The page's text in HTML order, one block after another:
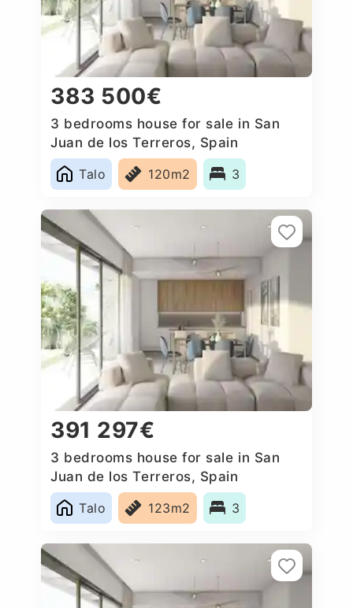
383 500€
3 bedrooms house for sale in San
Juan de los Terreros, Spain
Talo
120m2 3
391 297€
3 bedrooms house for sale in San
Juan de los Terreros, Spain
Talo
123m2 3